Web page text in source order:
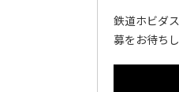
鉄道ホビダ
募をお待ち